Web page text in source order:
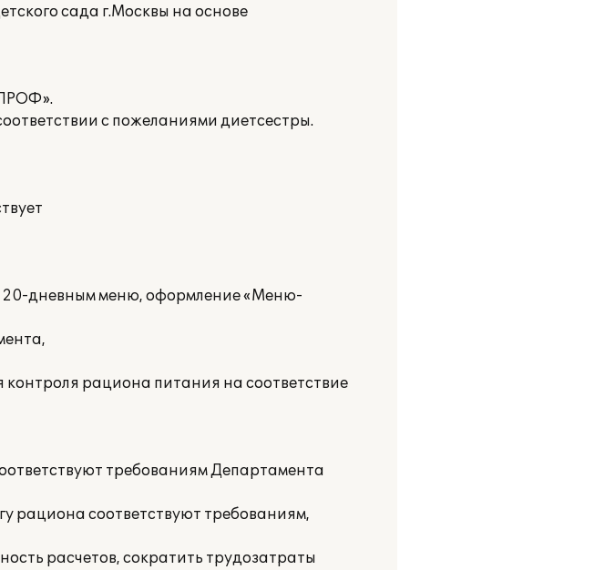
сада г.Москвы на основе
с пожеланиями диетсестры.
20-дневным меню, оформление «Меню-
контроля рациона питания на соответствие
требованиям Департамента
рациона соответствуют требованиям,
расчетов, сократить трудозатраты